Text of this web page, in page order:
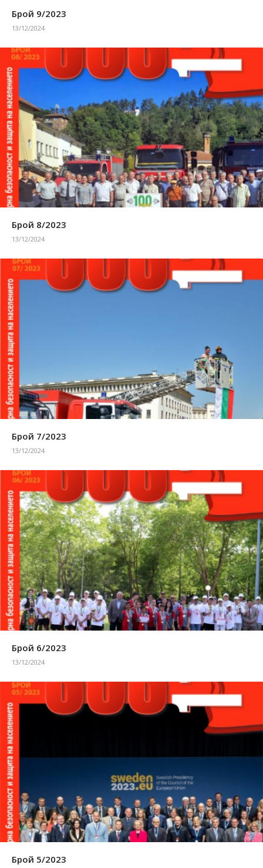
Брой 9/2023
13/12/2024
Брой 8/2023
13/12/2024
Брой 7/2023
13/12/2024
Брой 6/2023
13/12/2024
Брой 5/2023